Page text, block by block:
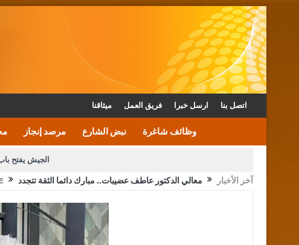
ميثاقنا فريق العمل ارسل خبرا اتصل بنا
مرصد إنجاز نبض الشارع وظائف شاغرة
الجيش يفتح
الأمن يتلف 16 مليون حبة كبتاجون و1480 كغم مواد مخدرة
القاضي يلتقي رؤساء تحرير الصحف
الملك يتلقى اتصالا هاتفيا من العاهل البحريني
آخر الأخبار معالي الدكتور عاطف عضيبات.. مبارك دائما الثقة تتجدد